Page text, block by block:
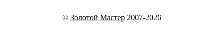
© Золотой Мастер2007-2026